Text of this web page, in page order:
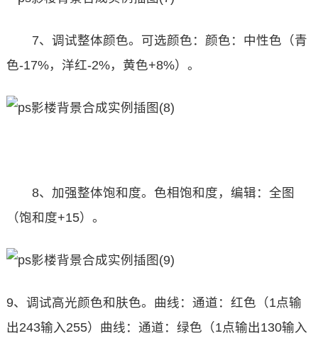
7、调试整体颜色。可选颜色：颜色：中性色（青
色-17%，洋红-2%，黄色+8%）。
8、加强整体饱和度。色相饱和度，编辑：全图
（饱和度+15）。
9、调试高光颜色和肤色。曲线：通道：红色（1点输
出243输入255）曲线：通道：绿色（1点输出130输入